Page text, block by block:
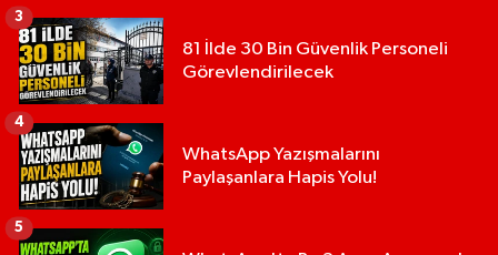
81 İlde 30 Bin Güvenlik Personeli
Görevlendirilecek
3
WhatsApp Yazışmalarını
Paylaşanlara Hapis Yolu!
4
5